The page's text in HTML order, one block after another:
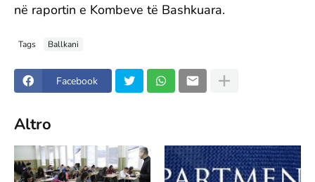
në raportin e Kombeve të Bashkuara.
Tags Ballkani
Facebook
Altro